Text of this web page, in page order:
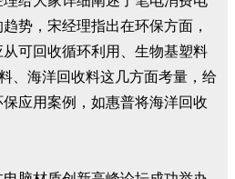
势，宋经理指出在环保方面，
可回收循环利用、生物基塑料
、海洋回收料这几方面考量，给
应用案例，如惠普将海洋回收